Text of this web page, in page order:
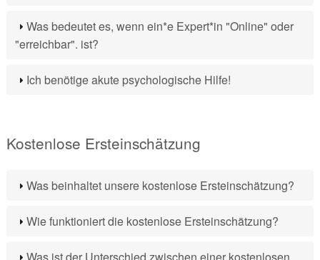
Was bedeutet es, wenn ein*e Expert*in "Online" oder
"erreichbar". ist?
Ich benötige akute psychologische Hilfe!
Kostenlose Ersteinschätzung
Was beinhaltet unsere kostenlose Ersteinschätzung?
Wie funktioniert die kostenlose Ersteinschätzung?